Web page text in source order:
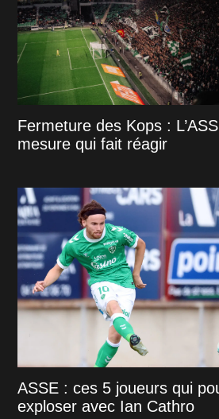
Fermeture des Kops :
mesure qui fait réagir
ASSE : ces 5 joueurs qui
exploser avec Ian Cathro